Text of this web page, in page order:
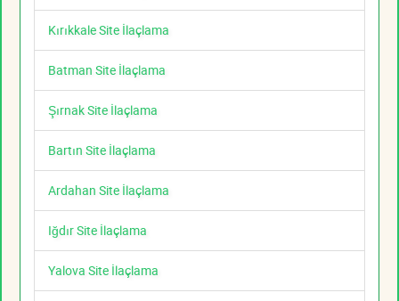
Kırıkkale Site İlaçlama
Batman Site İlaçlama
Şırnak Site İlaçlama
Bartın Site İlaçlama
Ardahan Site İlaçlama
Iğdır Site İlaçlama
Yalova Site İlaçlama